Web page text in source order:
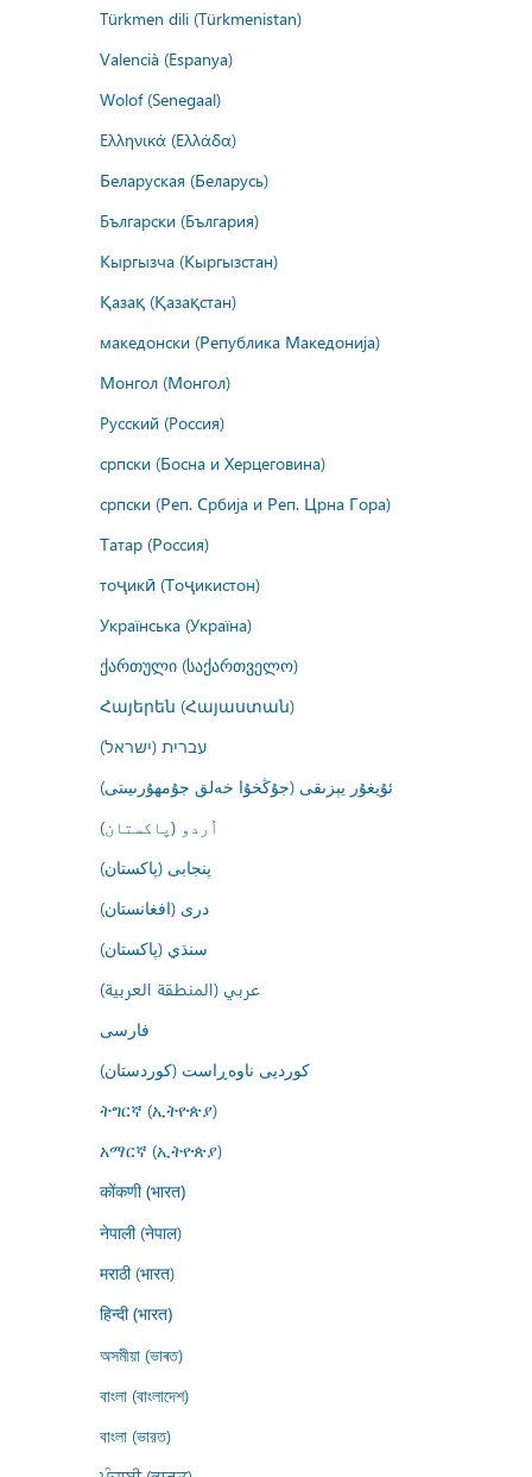
Türkmen dili (Türkmenistan)
Valencià (Espanya)
Wolof (Senegaal)
Ελληνικά (Ελλάδα)
Беларуская (Беларусь)
Български (България)
Кыргызча (Кыргызстан)
Қазақ (Қазақстан)
македонски (Република Македонија)
Монгол (Монгол)
Русский (Россия)
српски (Босна и Херцеговина)
српски (Реп. Србија и Реп. Црна Гора)
Татар (Россия)
тоҷикӣ (Тоҷикистон)
Українська (Україна)
ქართული (საქართველო)
Հայերեն (Հայաստան)
עברית (ישראל)
ئۇيغۇر يېزىقى (جۇڭخۇا خەلق جۇمھۇرىيىتى)
اُردو (پاکستان)
پنجابی (پاکستان)
درى (افغانستان)
سنڌي (پاکستان)
عربي (المنطقة العربية)
فارسى
کوردیی ناوەڕاست (کوردستان)
ትግርኛ (ኢትዮጵያ)
አማርኛ (ኢትዮጵያ)
कोंकणी (भारत)
नेपाली (नेपाल)
मराठी (भारत)
हिन्दी (भारत)
অসমীয়া (ভাৰত)
বাংলা (বাংলাদেশ)
বাংলা (ভারত)